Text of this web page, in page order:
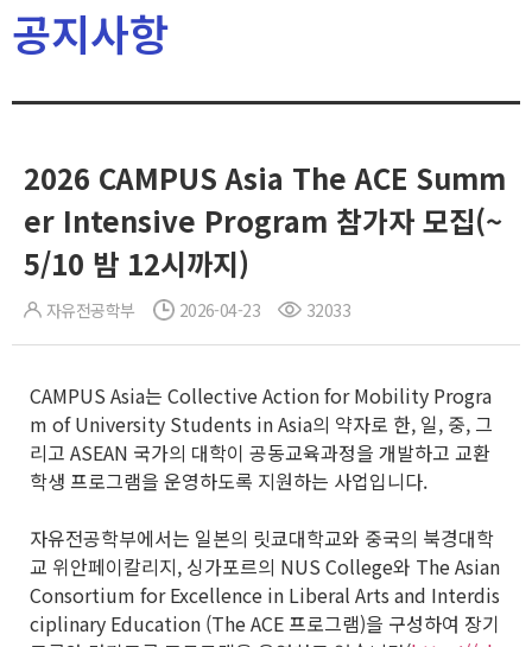
공지사항
2026 CAMPUS Asia The ACE Summ
er Intensive Program 참가자 모집(~
5/10 밤 12시까지)
자유전공학부 2026-04-23 32033
CAMPUS Asia는 Collective Action for Mobility Progra
m of University Students in Asia의 약자로 한, 일, 중, 그
리고 ASEAN 국가의 대학이 공동교육과정을 개발하고 교환
학생 프로그램을 운영하도록 지원하는 사업입니다.
자유전공학부에서는 일본의 릿쿄대학교와 중국의 북경대학
교 위안페이칼리지, 싱가포르의 NUS College와 The Asian
Consortium for Excellence in Liberal Arts and Interdis
ciplinary Education (The ACE 프로그램)을 구성하여 장기